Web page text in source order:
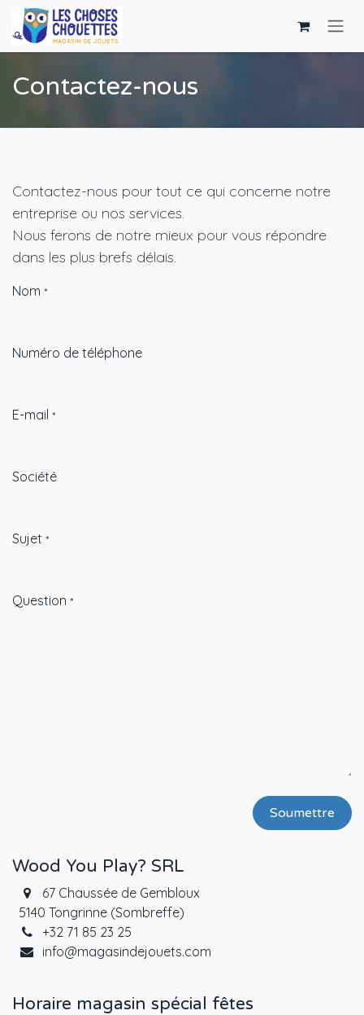
Se rendre au contenu
Contactez-nous
Contactez-nous pour tout ce qui concerne notre
entreprise ou nos services.
Nous ferons de notre mieux pour vous répondre
dans les plus brefs délais.
Nom *
Numéro de téléphone
E-mail *
Société
Sujet *
Question *
Soumettre
Wood You Play? SRL
67 Chaussée de Gembloux
5140 Tongrinne (Sombreffe)
+32 71 85 23 25
info@magasindejouets.com
Horaire magasin spécial fêtes